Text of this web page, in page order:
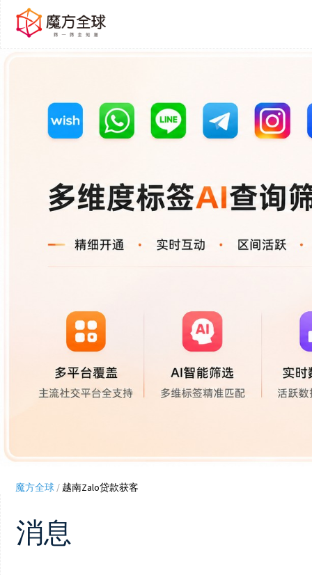
魔方全球/ 越南Zalo贷款获客
消息